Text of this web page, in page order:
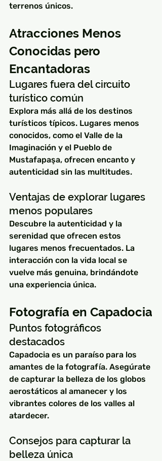
terrenos únicos.
Atracciones Menos
Conocidas pero
Encantadoras
Lugares fuera del circuito
turístico común
Explora más allá de los destinos
turísticos típicos. Lugares menos
conocidos, como el Valle de la
Imaginación y el Pueblo de
Mustafapaşa, ofrecen encanto y
autenticidad sin las multitudes.
Ventajas de explorar lugares
menos populares
Descubre la autenticidad y la
serenidad que ofrecen estos
lugares menos frecuentados. La
interacción con la vida local se
vuelve más genuina, brindándote
una experiencia única.
Fotografía en Capadocia
Puntos fotográficos
destacados
Capadocia es un paraíso para los
amantes de la fotografía. Asegúrate
de capturar la belleza de los globos
aerostáticos al amanecer y los
vibrantes colores de los valles al
atardecer.
Consejos para capturar la
belleza única